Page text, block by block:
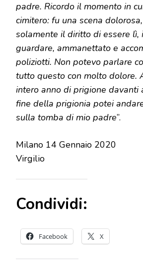
padre. Ricordo il momento in
cimitero: fu una scena
solamente il diritto di essere lì,
guardare, ammanettato e
poliziotti. Non potevo parlare
tutto questo con molto dolore.
intero anno di prigione davanti
fine della prigionia potei
sulla tomba di mio padre”.
Milano 14 Gennaio 2020
Virgilio
Condividi:
Facebook X